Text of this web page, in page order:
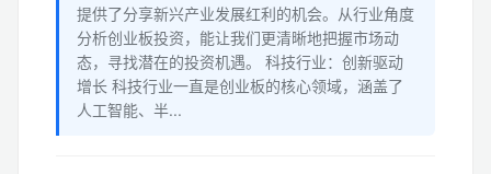
提供了分享新兴产业发展红利的机会。从行业角度
分析创业板投资，能让我们更清晰地把握市场动
态，寻找潜在的投资机遇。 科技行业：创新驱动
增长 科技行业一直是创业板的核心领域，涵盖了
人工智能、半...